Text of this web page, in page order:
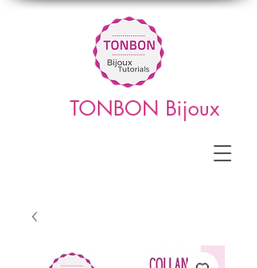
TONBON Bijoux